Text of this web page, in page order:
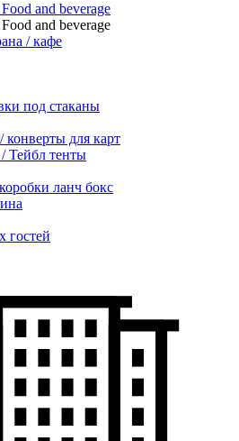
and beverage
and beverage
/ кафе
под стаканы
для карт
Тейбл тенты
ланч бокс
гостей